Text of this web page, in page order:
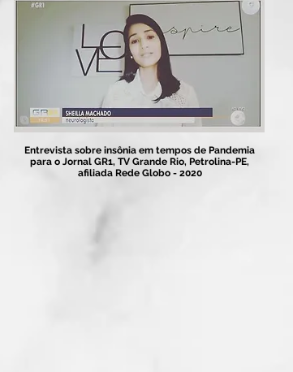
Entrevista sobre insônia em tempos de Pandemia
para o Jornal GR1, TV Grande Rio, Petrolina-PE,
afiliada Rede Globo - 2020